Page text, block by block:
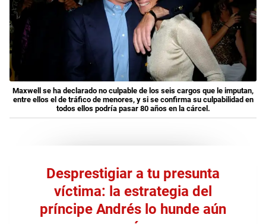
Maxwell se ha declarado no culpable de los seis cargos que le imputan,
entre ellos el de tráfico de menores, y si se confirma su culpabilidad en
todos ellos podría pasar 80 años en la cárcel.
Desprestigiar a tu presunta
víctima: la estrategia del
príncipe Andrés lo hunde aún